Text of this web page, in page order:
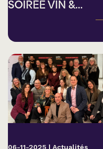
SOIRÉE VIN &...
06-11-2025 | Actualités